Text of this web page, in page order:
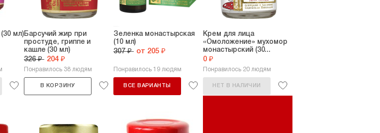
мл)Барсучий жир при
простуде, гриппе и
кашле (30 мл)
326 ₽ 204 ₽
Понравилось 38 людям
В КОРЗИНУ
Зеленка монастырская
(10 мл)
307 ₽ от 205 ₽
Понравилось 19 людям
ВСЕ ВАРИАНТЫ
Крем для лица
«Омоложение» мухомор
монастырский (30...
0 ₽
Понравилось 20 людям
НЕТ В НАЛИЧИИ